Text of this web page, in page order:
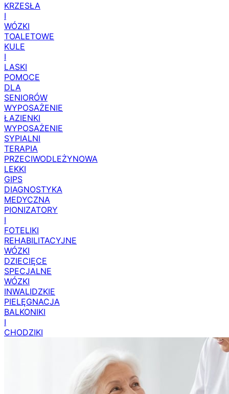
KRZESŁA
I
WÓZKI
TOALETOWE
KULE
I
LASKI
POMOCE
DLA
SENIORÓW
WYPOSAŻENIE
ŁAZIENKI
WYPOSAŻENIE
SYPIALNI
TERAPIA
PRZECIWODLEŻYNOWA
LEKKI
GIPS
DIAGNOSTYKA
MEDYCZNA
PIONIZATORY
I
FOTELIKI
REHABILITACYJNE
WÓZKI
DZIECIĘCE
SPECJALNE
WÓZKI
INWALIDZKIE
PIELĘGNACJA
BALKONIKI
I
CHODZIKI